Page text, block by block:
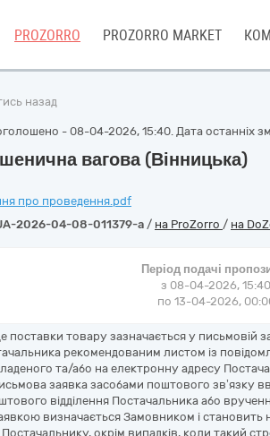
PROZORRO PROZORRO MARKET
назад
- 08-04-2026, 15:40. Дата останніх
вагова (Вінницька)
про проведення.pdf
2026-04-08-011379-a / на ProZorro / на
Період подачі
з 08-04-2026, 15:40
по 13-04-2026,
поставки товару зазначається у письмовій
рекомендованим листом із
та/або на електронну адресу
заявка засобами поштового зв’язку
відділення Постачальника або
визначається Замовником і становить
окрім випадків, коли такий